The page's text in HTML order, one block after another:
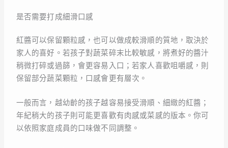
是否需要打成細滑口感
紅醬可以保留顆粒感，也可以做成較滑順的質地，取決於
家人的喜好。若孩子對蔬菜碎末比較敏感，將煮好的醬汁
稍微打碎或過篩，會更容易入口；若家人喜歡咀嚼感，則
保留部分蔬菜顆粒，口感會更有層次。
一般而言，越幼齡的孩子越容易接受滑順、細緻的紅醬；
年紀稍大的孩子則可能更喜歡有肉感或菜感的版本。你可
以依照家庭成員的口味做不同調整。